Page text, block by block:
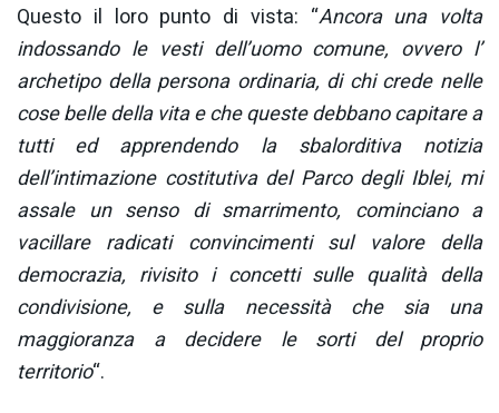
Questo il loro punto di vista: “Ancora una volta
indossando le vesti dell’uomo comune, ovvero l’
archetipo della persona ordinaria, di chi crede nelle
cose belle della vita e che queste debbano capitare a
tutti ed apprendendo la sbalorditiva notizia
dell’intimazione costitutiva del Parco degli Iblei, mi
assale un senso di smarrimento, cominciano a
vacillare radicati convincimenti sul valore della
democrazia, rivisito i concetti sulle qualità della
condivisione, e sulla necessità che sia una
maggioranza a decidere le sorti del proprio
territorio“.